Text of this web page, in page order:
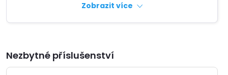
Zobrazit více
Nezbytné příslušenství